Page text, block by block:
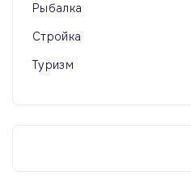
Рыбалка
Стройка
Туризм